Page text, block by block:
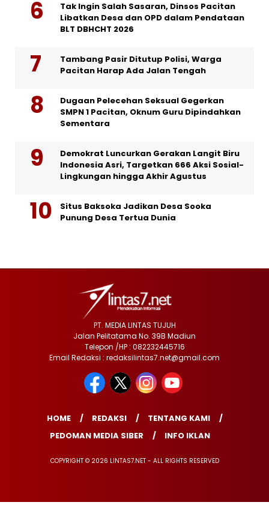
Tak Ingin Salah Sasaran, Dinsos Pacitan
Libatkan Desa dan OPD dalam Pendataan
BLT DBHCHT 2026
Tambang Pasir Ditutup Polisi, Warga
Pacitan Harap Ada Jalan Tengah
Dugaan Pelecehan Seksual Gegerkan
SMPN 1 Pacitan, Oknum Guru Dipindahkan
Sementara
Demokrat Luncurkan Gerakan Langit Biru
Indonesia Asri, Targetkan 666 Aksi Sosial-
Lingkungan hingga Akhir Agustus
Situs Baksoka Jadikan Desa Sooka
Punung Desa Tertua Dunia
PT. MEDIA LINTAS TUJUH
Jalan Pelitatama No. 39B Madiun
Telepon /HP : 082232445716
Email Redaksi : redaksilintas7.net@gmail.com
HOME REDAKSI
TENTANG KAMI
PEDOMAN MEDIA SIBER
INFO IKLAN
COPYRIGHT © 2026 LINTAS7.NET - ALL RIGHTS RESERVED